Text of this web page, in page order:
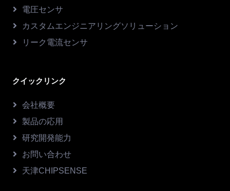
電圧センサ
カスタムエンジニアリングソリューション
リーク電流センサ
クイックリンク
会社概要
製品の応用
研究開発能力
お問い合わせ
天津CHIPSENSE